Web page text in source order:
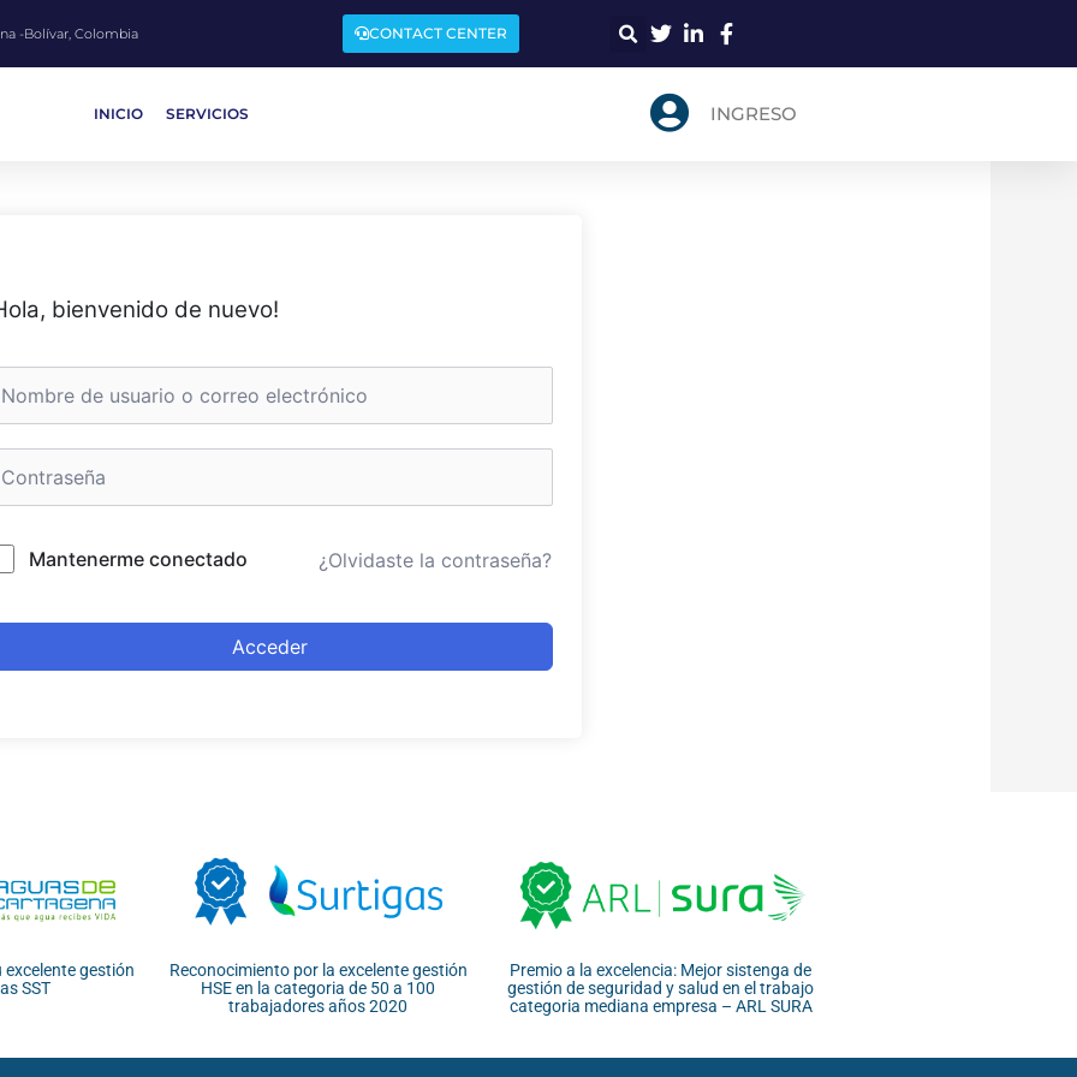
-Bolívar, Colombia CONTACT CENTER Search
INICIO SERVICIOS INGRESO
bienvenido de nuevo!
Mantenerme conectado ¿Olvidaste la contraseña?
Acceder
excelente gestión
SST
Reconocimiento por la excelente gestión
HSE en la categoria de 50 a 100
trabajadores años 2020
Premio a la excelencia: Mejor sistenga de
gestión de seguridad y salud en el trabajo
categoria mediana empresa – ARL SURA